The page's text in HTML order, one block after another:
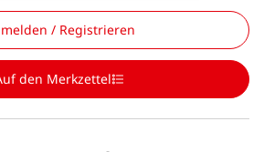
/ Registrieren
den Merkzettel